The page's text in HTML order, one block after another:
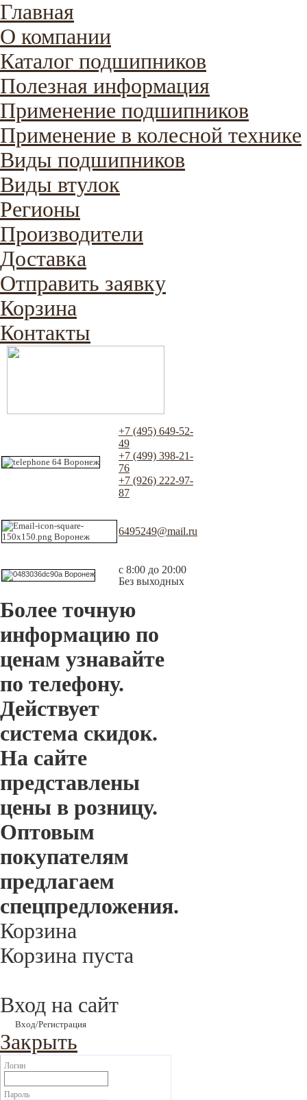
Главная
О компании
Каталог подшипников
Полезная информация
Применение подшипников
Применение в колесной технике
Виды подшипников
Виды втулок
Регионы
Производители
Доставка
Отправить заявку
Корзина
Контакты
+7 (495) 649-52-
49
+7 (499) 398-21-
76
+7 (926) 222-97-
87
6495249@mail.ru
с 8:00 до 20:00
Без выходных
Более точную
информацию по
ценам узнавайте
по телефону.
Действует
система скидок.
На сайте
представлены
цены в розницу.
Оптовым
покупателям
предлагаем
спецпредложения.
Корзина
Корзина пуста
Вход на сайт
Вход/Регистрация
Закрыть
Логин
Пароль